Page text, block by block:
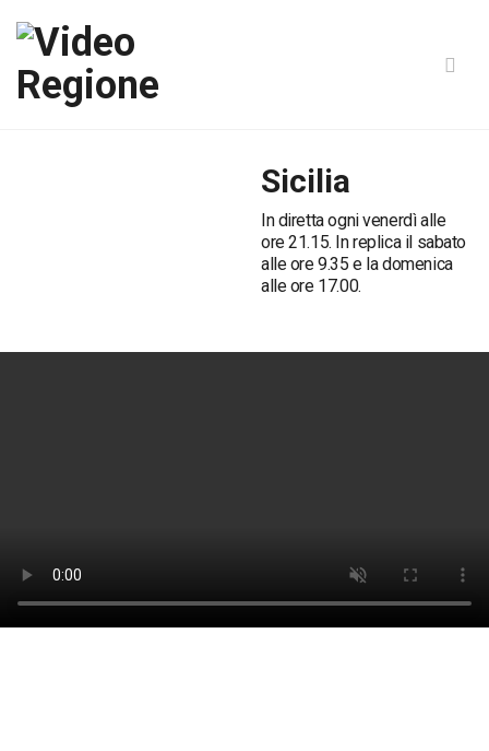
Sicilia
In diretta ogni venerdì alle
ore 21.15. In replica il sabato
alle ore 9.35 e la domenica
alle ore 17.00.